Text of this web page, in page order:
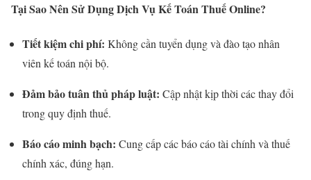
Tại Sao Nên Sử Dụng Dịch Vụ Kế Toán Thuế Online?
Tiết kiệm chi phí: Không cần tuyển dụng và đào tạo nhân
viên kế toán nội bộ.
Đảm bảo tuân thủ pháp luật: Cập nhật kịp thời các thay đổi
trong quy định thuế.
Báo cáo minh bạch: Cung cấp các báo cáo tài chính và thuế
chính xác, đúng hạn.